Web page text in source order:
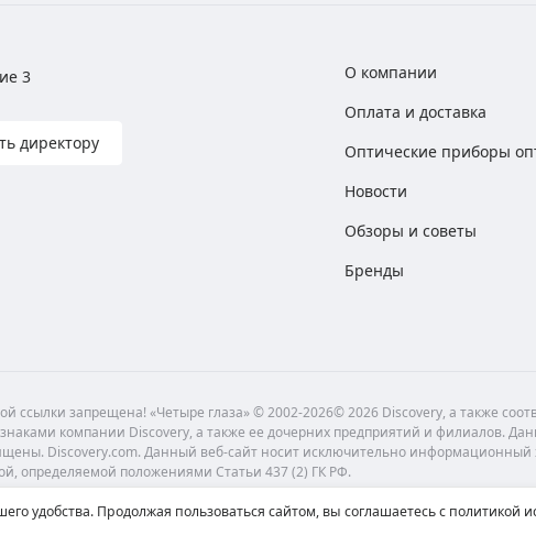
3
директору
О компании
Оплата и доставка
Оптические приборы
Новости
Обзоры и советы
Бренды
ссылки запрещена! «Четыре глаза» © 2002-2026© 2026 Discovery, а также
компании Discovery, а также ее дочерних предприятий и филиалов.
Discovery.com. Данный веб-сайт носит исключительно информационный
определяемой положениями Статьи 437 (2) ГК РФ.
удобства. Продолжая пользоваться сайтом, вы соглашаетесь с политикой